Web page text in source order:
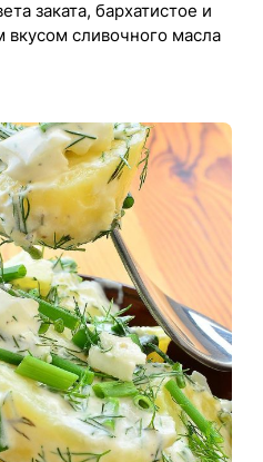
заката, бархатистое и
сливочного масла